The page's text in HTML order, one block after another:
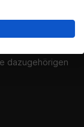
dazugehörigen